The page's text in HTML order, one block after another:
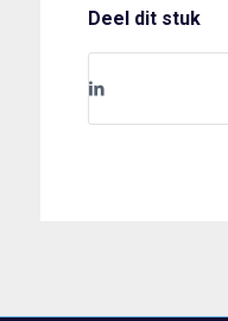
Deel dit stuk